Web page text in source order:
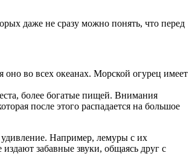
даже не сразу можно понять, что перед
во всех океанах. Морской огурец имеет
более богатые пищей. Внимания
после этого распадается на большое
Например, лемуры с их
забавные звуки, общаясь друг с